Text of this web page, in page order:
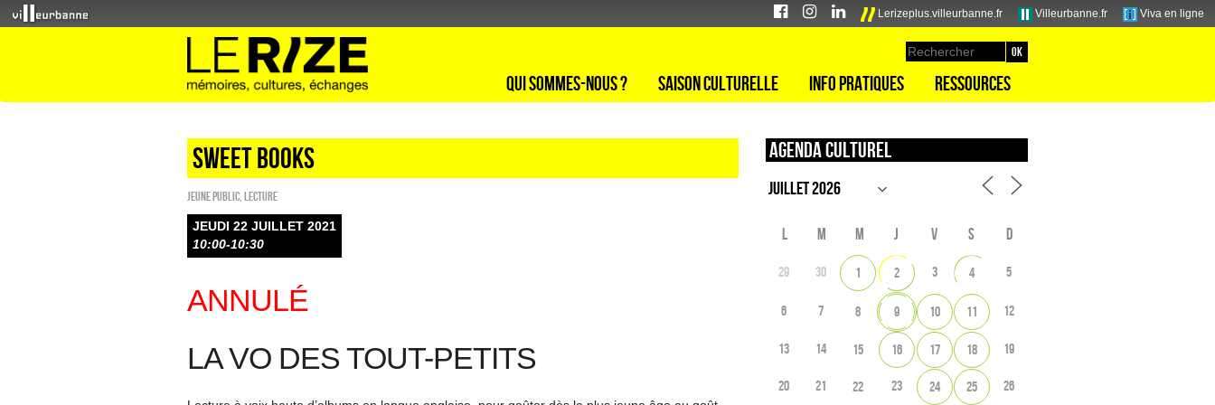
Lerizeplus.villeurbanne.fr Villeurbanne.fr Viva en ligne
Qui sommes-nous ? Saison culturelle Info pratiques Ressources
Sweet Books
Jeune public Lecture
JEUDI 22 JUILLET 2021
10:00-10:30
ANNULÉ
LA VO DES TOUT-PETITS
Agenda culturel
L M M J V S D
29 30 1 2 3 4 5
6 7 8 9 10 11 12
13 14 15 16 17 18 19
20 21 22 23 24 25 26